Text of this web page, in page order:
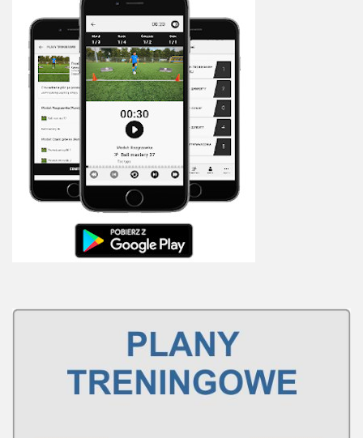
Edukacja
Plany treningowe
Aplikacja Pro Training
Sprzęt treningowy
Kontakt
O nas
Od autorów